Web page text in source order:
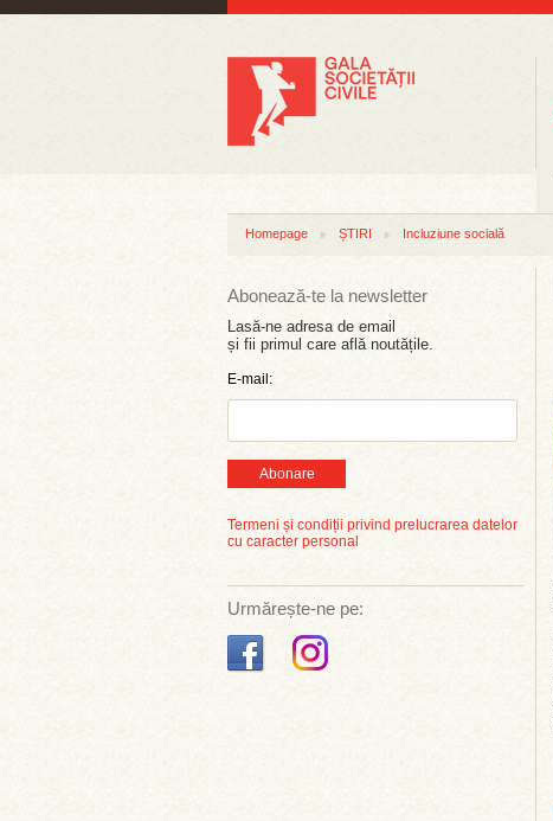
Homepage ȘTIRI Incluziune socială
Abonează-te la newsletter
Lasă-ne adresa de email
și fii primul care află noutățile.
E-mail:
Abonare
Termeni și condiții privind prelucrarea datelor
cu caracter personal
Urmărește-ne pe: